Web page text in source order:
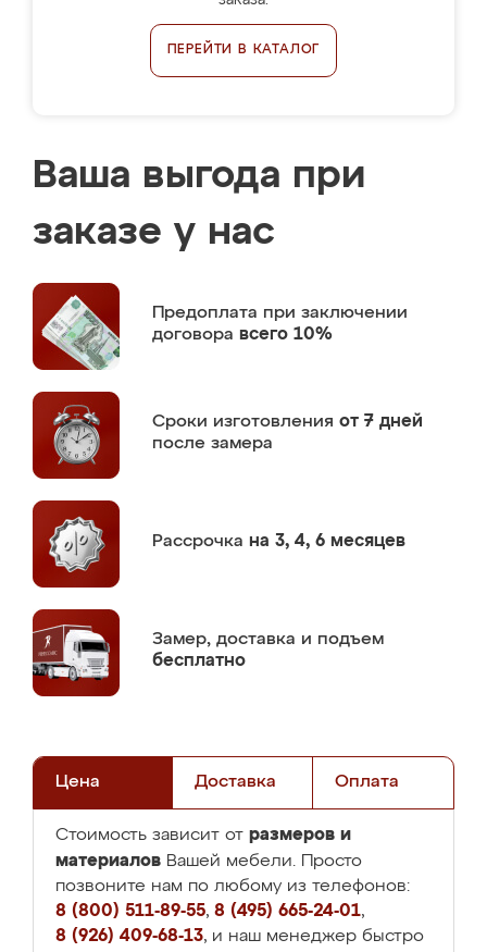
ПЕРЕЙТИ В КАТАЛОГ
Ваша выгода при
заказе у нас
Предоплата при заключении
договора всего 10%
Сроки изготовления от 7 дней
после замера
Рассрочка на 3, 4, 6 месяцев
Замер, доставка и подъем
бесплатно
Цена Доставка Оплата
Стоимость зависит от размеров и
материалов Вашей мебели. Просто
позвоните нам по любому из телефонов:
8 (800) 511-89-55, 8 (495) 665-24-01,
8 (926) 409-68-13, и наш менеджер быстро